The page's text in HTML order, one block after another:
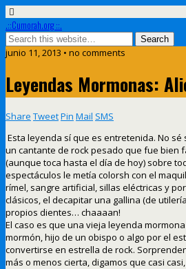
.::Cumorah.org ::.
junio 11, 2013 • no comments
Leyendas Mormonas:
Share TweetPin Mail SMS
Esta leyenda sí que es entretenida. No sé
un cantante de rock pesado que fue bien
(aunque toca hasta el día de hoy) sobre
espectáculos le metía colorsh con el
rímel, sangre artificial, sillas eléctricas y
clásicos, el decapitar una gallina (de
propios dientes… chaaaan!
El caso es que una vieja leyenda
mormón, hijo de un obispo o algo por el
convertirse en estrella de rock.
más o menos cierta, digamos que casi